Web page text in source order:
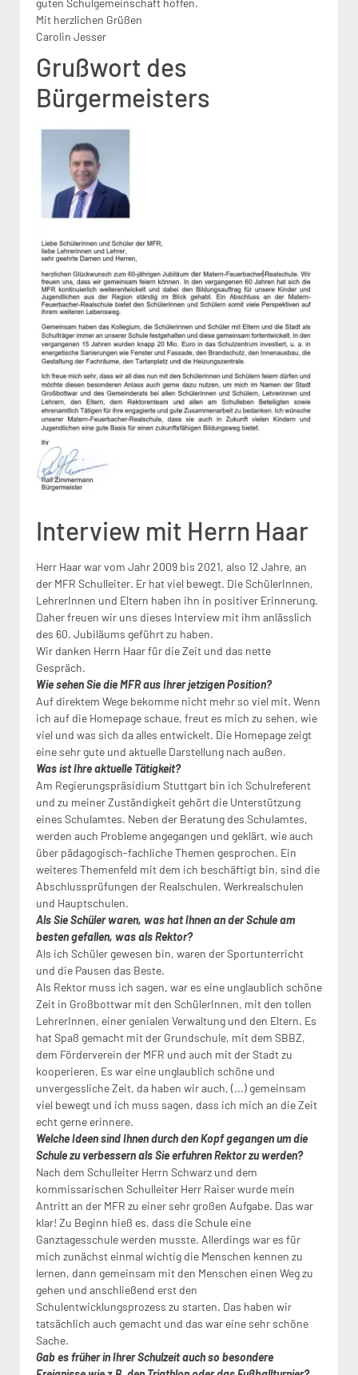
guten Schulgemeinschaft hoffen.
Mit herzlichen Grüßen
Carolin Jesser
Grußwort des
Bürgermeisters
Interview mit Herrn Haar
Herr Haar war vom Jahr 2009 bis 2021, also 12 Jahre, an
der MFR Schulleiter. Er hat viel bewegt. Die SchülerInnen,
LehrerInnen und Eltern haben ihn in positiver Erinnerung.
Daher freuen wir uns dieses Interview mit ihm anlässlich
des 60. Jubiläums geführt zu haben.
Wir danken Herrn Haar für die Zeit und das nette
Gespräch.
Wie sehen Sie die MFR aus Ihrer jetzigen Position?
Auf direktem Wege bekomme nicht mehr so viel mit. Wenn
ich auf die Homepage schaue, freut es mich zu sehen, wie
viel und was sich da alles entwickelt. Die Homepage zeigt
eine sehr gute und aktuelle Darstellung nach außen.
Was ist Ihre aktuelle Tätigkeit?
Am Regierungspräsidium Stuttgart bin ich Schulreferent
und zu meiner Zuständigkeit gehört die Unterstützung
eines Schulamtes. Neben der Beratung des Schulamtes,
werden auch Probleme angegangen und geklärt, wie auch
über pädagogisch-fachliche Themen gesprochen. Ein
weiteres Themenfeld mit dem ich beschäftigt bin, sind die
Abschlussprüfungen der Realschulen, Werkrealschulen
und Hauptschulen.
Als Sie Schüler waren, was hat Ihnen an der Schule am
besten gefallen, was als Rektor?
Als ich Schüler gewesen bin, waren der Sportunterricht
und die Pausen das Beste.
Als Rektor muss ich sagen, war es eine unglaublich schöne
Zeit in Großbottwar mit den SchülerInnen, mit den tollen
LehrerInnen, einer genialen Verwaltung und den Eltern. Es
hat Spaß gemacht mit der Grundschule, mit dem SBBZ,
dem Förderverein der MFR und auch mit der Stadt zu
kooperieren, Es war eine unglaublich schöne und
unvergessliche Zeit, da haben wir auch, (...) gemeinsam
viel bewegt und ich muss sagen, dass ich mich an die Zeit
echt gerne erinnere.
Welche Ideen sind Ihnen durch den Kopf gegangen um die
Schule zu verbessern als Sie erfuhren Rektor zu werden?
Nach dem Schulleiter Herrn Schwarz und dem
kommissarischen Schulleiter Herr Raiser wurde mein
Antritt an der MFR zu einer sehr großen Aufgabe. Das war
klar! Zu Beginn hieß es, dass die Schule eine
Ganztagesschule werden musste. Allerdings war es für
mich zunächst einmal wichtig die Menschen kennen zu
lernen, dann gemeinsam mit den Menschen einen Weg zu
gehen und anschließend erst den
Schulentwicklungsprozess zu starten. Das haben wir
tatsächlich auch gemacht und das war eine sehr schöne
Sache.
Gab es früher in Ihrer Schulzeit auch so besondere